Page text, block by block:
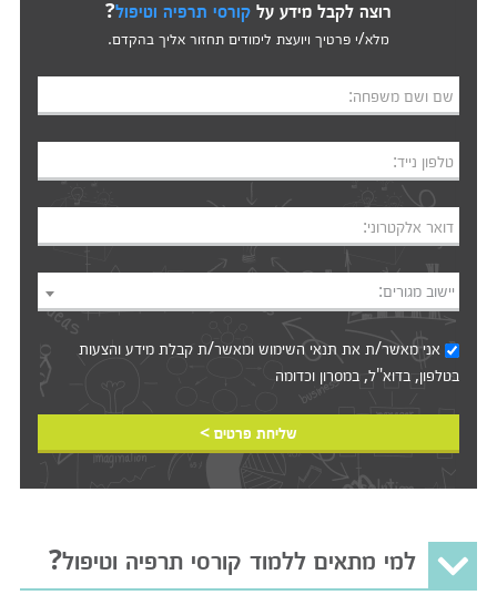
רוצה לקבל מידע על קורסי תרפיה וטיפול?
מלא/י פרטיך ויועצת לימודים תחזור אליך בהקדם.
שם ושם משפחה:
טלפון נייד:
דואר אלקטרוני:
יישוב מגורים:
אני מאשר/ת אתתנאי השימושומאשר/ת קבלת מידע והצעות
בטלפון, בדוא"ל, במסרון וכדומה‎‎
שליחת פרטים >
למי מתאים ללמוד קורסי תרפיה וטיפול?